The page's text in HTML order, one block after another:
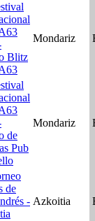
Blitz
Mondariz
de
Pub
Mondariz
de
- Azkoitia